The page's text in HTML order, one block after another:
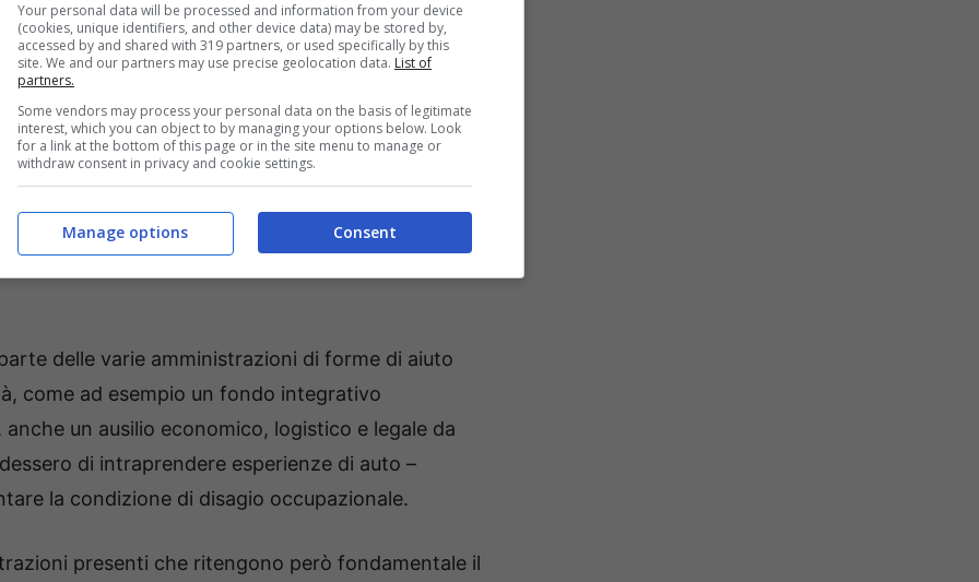
scorso, presso l’Amministrazione Provinciale.
ultimi anni, che di riflesso ha causato la chiusura di
forte disoccupazione, aumento del numero dei
spinge il neo Comitato a chiedere in modo sempre
intercomunali “il più possibile allargati in termini di
vertenza coinvolte, in modo da affrontare in
e formulazione di idonei piani industriali e di
delle varie amministrazioni di forme di aiuto
come ad esempio un fondo integrativo
un ausilio economico, logistico e legale da
di intraprendere esperienze di auto –
la condizione di disagio occupazionale.
presenti che ritengono però fondamentale il
Your personal data will be processed and information from your device
(cookies, unique identifiers, and other device data) may be stored by,
accessed by and shared with 319 partners, or used specifically by this
site. We and our partners may use precise geolocation data. List of
partners.
Some vendors may process your personal data on the basis of legitimate
interest, which you can object to by managing your options below. Look
for a link at the bottom of this page or in the site menu to manage or
withdraw consent in privacy and cookie settings.
Consent
Manage options